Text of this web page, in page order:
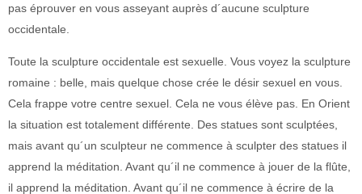
pas éprouver en vous asseyant auprès d´aucune sculpture
occidentale.
Toute la sculpture occidentale est sexuelle. Vous voyez la sculpture
romaine : belle, mais quelque chose crée le désir sexuel en vous.
Cela frappe votre centre sexuel. Cela ne vous élève pas. En Orient
la situation est totalement différente. Des statues sont sculptées,
mais avant qu´un sculpteur ne commence à sculpter des statues il
apprend la méditation. Avant qu´il ne commence à jouer de la flûte,
il apprend la méditation. Avant qu´il ne commence à écrire de la